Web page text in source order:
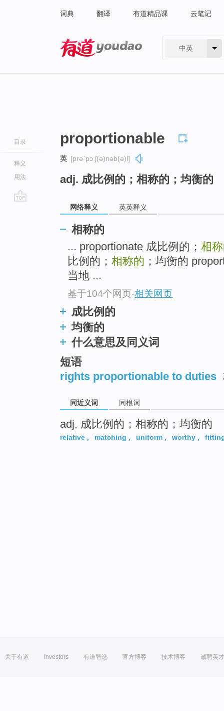
词典 翻译 有道精品课 云笔记
中英
目录
释义
用法
proportionable
英 [prəˈpɔːʃ(ə)nəb(ə)l]
adj. 成比例的；相称的；均衡的
网络释义 英英释义
相称的
... proportionate 成比例的； 相
比例的； 相称的 ；均衡的
当地 ...
基于104个网页-相关网页
成比例的
均衡的
什么意思及同义词
短语
rights proportionable to duties
同近义词 同根词
adj. 成比例的；相称的；均衡的
relative , matching , uniform , worthy ,
关于有道 Investors 有道智选 官方博客 技术博客 诚聘英才